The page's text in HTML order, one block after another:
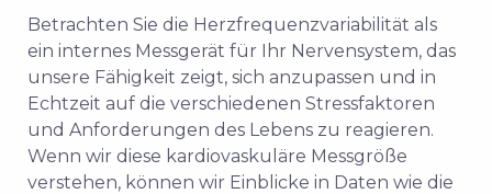
Betrachten Sie die Herzfrequenzvariabilität als
ein internes Messgerät für Ihr Nervensystem, das
unsere Fähigkeit zeigt, sich anzupassen und in
Echtzeit auf die verschiedenen Stressfaktoren
und Anforderungen des Lebens zu reagieren.
Wenn wir diese kardiovaskuläre Messgröße
verstehen, können wir Einblicke in Daten wie die